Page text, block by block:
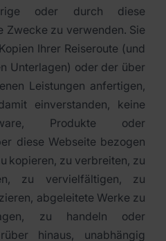
oder durch diese
Zwecke zu verwenden. Sie
Ihrer Reiseroute (und
Unterlagen) oder der über
Leistungen anfertigen,
einverstanden, keine
Produkte oder
diese Webseite bezogen
kopieren, zu verbreiten, zu
zu vervielfältigen, zu
abgeleitete Werke zu
zu handeln oder
hinaus, unabhängig